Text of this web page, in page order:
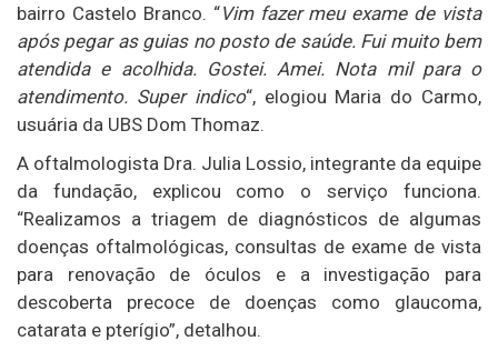
bairro Castelo Branco. “Vim fazer meu exame de vista
após pegar as guias no posto de saúde. Fui muito bem
atendida e acolhida. Gostei. Amei. Nota mil para o
atendimento. Super indico“, elogiou Maria do Carmo,
usuária da UBS Dom Thomaz.
A oftalmologista Dra. Julia Lossio, integrante da equipe
da fundação, explicou como o serviço funciona.
“Realizamos a triagem de diagnósticos de algumas
doenças oftalmológicas, consultas de exame de vista
para renovação de óculos e a investigação para
descoberta precoce de doenças como glaucoma,
catarata e pterígio”, detalhou.